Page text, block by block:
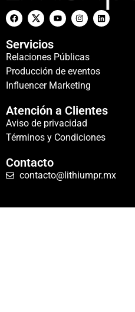
Servicios
Relaciones Públicas
Producción de eventos
Influencer Marketing
Atención a Clientes
Aviso de privacidad
Términos y Condiciones
Contacto
contacto@lithiumpr.mx